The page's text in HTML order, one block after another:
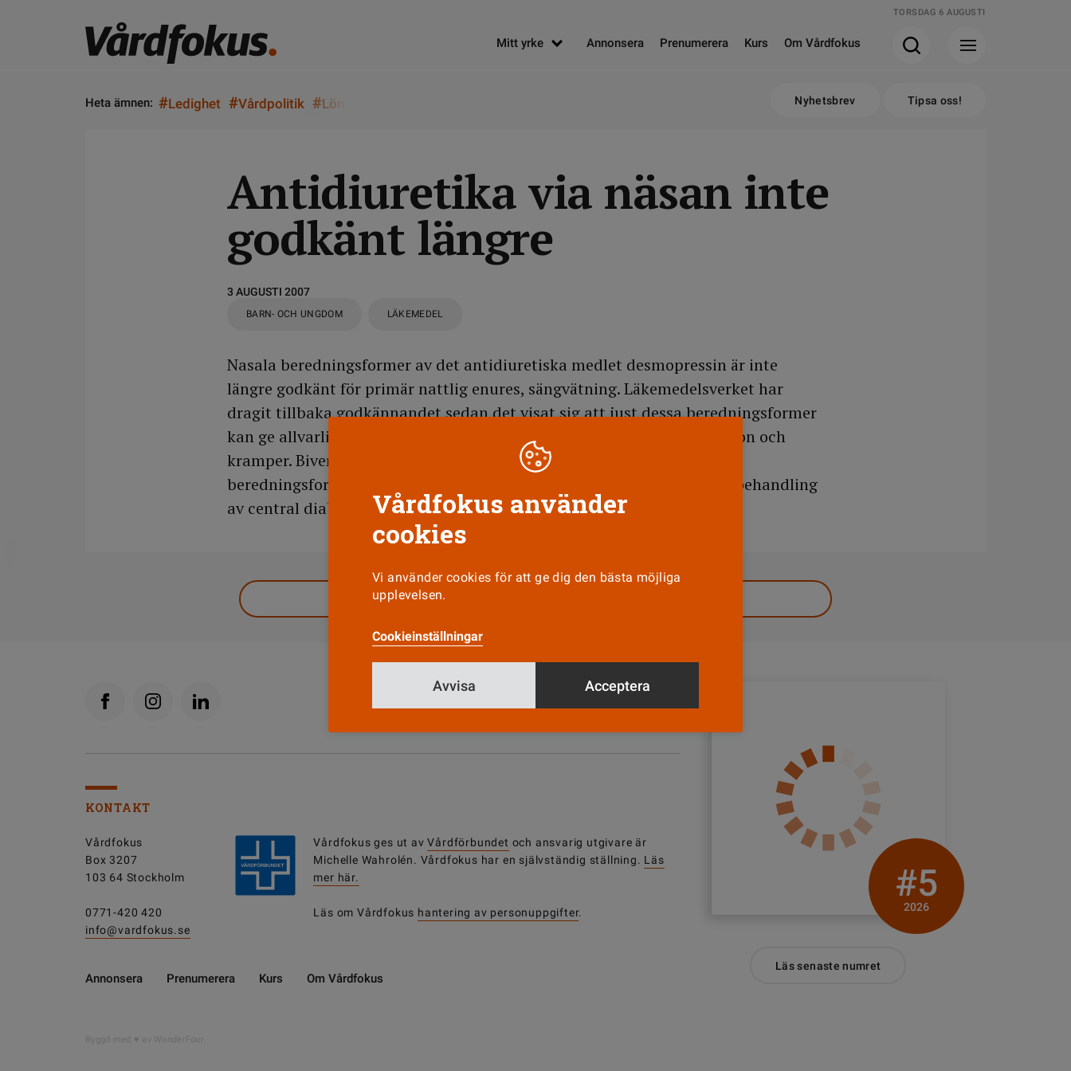
TORSDAG 6 AUGUSTI
Mitt yrke Annonsera Prenumerera Kurs Om Vårdfokus
Heta ämnen: #Ledighet #Vårdpolitik #Lön Nyhetsbrev Tipsa oss!
Antidiuretika via näsan inte
godkänt längre
3 AUGUSTI 2007
BARN- OCH UNGDOM LÄKEMEDEL
Nasala beredningsformer av det antidiuretiska medlet desmopressin är inte
längre godkänt för primär nattlig enures, sängvätning. Läkemedelsverket har
dragit tillbaka godkännandet sedan det visat sig att just dessa beredningsformer
kan ge allvarliga biverkningar i form av hyponatremi, vattenintoxikation och
kramper. Biverkningarna är vanligare hos barn än hos vuxna. Nasala
beredningsformer av desmopressin kan även ge svår hyponatremi vid behandling
av central diabetes insipidus.
KONTAKT
Vårdfokus
Box 3207
103 64 Stockholm
0771-420 420
info@vardfokus.se
Vårdfokus ges ut avVårdförbundet och ansvarig utgivare är
Michelle Wahrolén. Vårdfokus har en självständig ställning. Läs
mer här.
Läs om Vårdfokus hantering av personuppgifter.
Annonsera Prenumerera Kurs Om Vårdfokus
#5
2026
Läs senaste numret
Byggd med av WonderFour
Vårdfokus använder
cookies
Vi använder cookies för att ge dig den bästa möjliga
upplevelsen.
Cookieinställningar
Avvisa Acceptera